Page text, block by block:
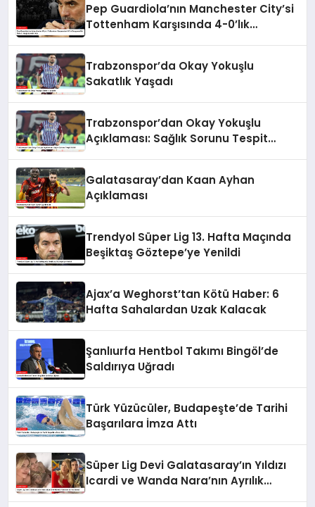
Pep Guardiola’nın Manchester City’si
Tottenham Karşısında 4-0’lık
Trabzonspor’da Okay Yokuşlu
Sakatlık Yaşadı
Trabzonspor’dan Okay Yokuşlu
Açıklaması: Sağlık Sorunu Tespit
Galatasaray’dan Kaan Ayhan
Açıklaması
Trendyol Süper Lig 13. Hafta Maçında
Beşiktaş Göztepe’ye Yenildi
Ajax’a Weghorst’tan Kötü Haber: 6
Hafta Sahalardan Uzak Kalacak
Şanlıurfa Hentbol Takımı Bingöl’de
Saldırıya Uğradı
Türk Yüzücüler, Budapeşte’de Tarihi
Başarılara İmza Attı
Süper Lig Devi Galatasaray’ın Yıldızı
Icardi ve Wanda Nara’nın Ayrılık